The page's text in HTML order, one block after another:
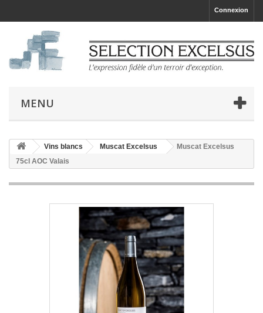
Connexion
MENU
Vins blancs Muscat Excelsus
Muscat Excelsus
75cl AOC Valais